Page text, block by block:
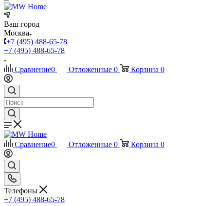
Ваш город
Москва
+7 (495) 488-65-78
+7 (495) 488-65-78
Сравнение0 Отложенные 0 Корзина 0
Сравнение0 Отложенные 0 Корзина 0
Телефоны
+7 (495) 488-65-78